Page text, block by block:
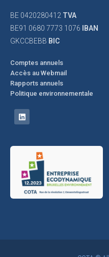
BE 0420280412 TVA
BE91 0680 7773 1076
IBAN
GKCCBEBB BIC
Comptes annuels
Accès au Webmail
Rapports annuels
Politique environnementale